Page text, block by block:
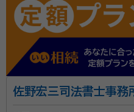
佐野宏三司法書士事務